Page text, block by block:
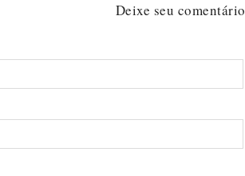
Deixe seu comentário